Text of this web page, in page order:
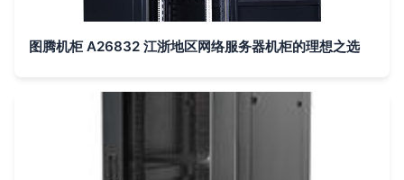
图腾机柜 A26832 江浙地区网络服务器机柜的理想之选